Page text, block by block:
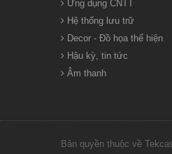
Ứng dụng CNTT
Hệ thống lưu trữ
Decor - Đồ họa thể hiện
Hậu kỳ, tin tức
Âm thanh
Bản quyền thuộc về